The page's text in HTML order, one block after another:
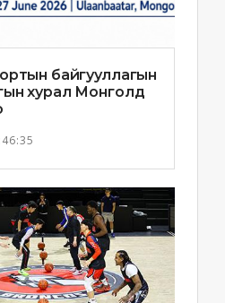
байгууллагын
хурал Монголд